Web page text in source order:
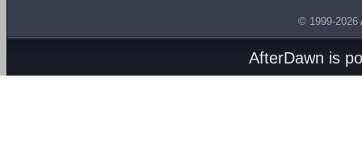
© 1999-2026
AfterDawn is